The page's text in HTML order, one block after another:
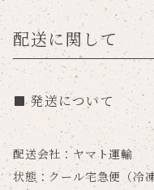
配送に関して
発送について
配送会社：ヤマト運輸
状態：クール宅急便（冷